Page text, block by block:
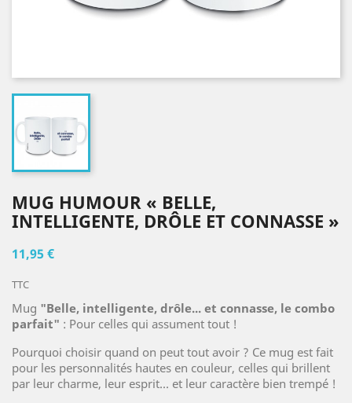
MUG HUMOUR « BELLE,
INTELLIGENTE, DRÔLE ET CONNASSE »
11,95 €
TTC
Mug "Belle, intelligente, drôle... et connasse, le combo
parfait" : Pour celles qui assument tout !
Pourquoi choisir quand on peut tout avoir ? Ce mug est fait
pour les personnalités hautes en couleur, celles qui brillent
par leur charme, leur esprit... et leur caractère bien trempé !